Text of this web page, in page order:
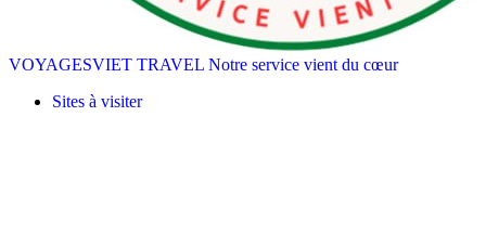
VOYAGESVIET TRAVEL Notre service vient du cœur
Sites à visiter